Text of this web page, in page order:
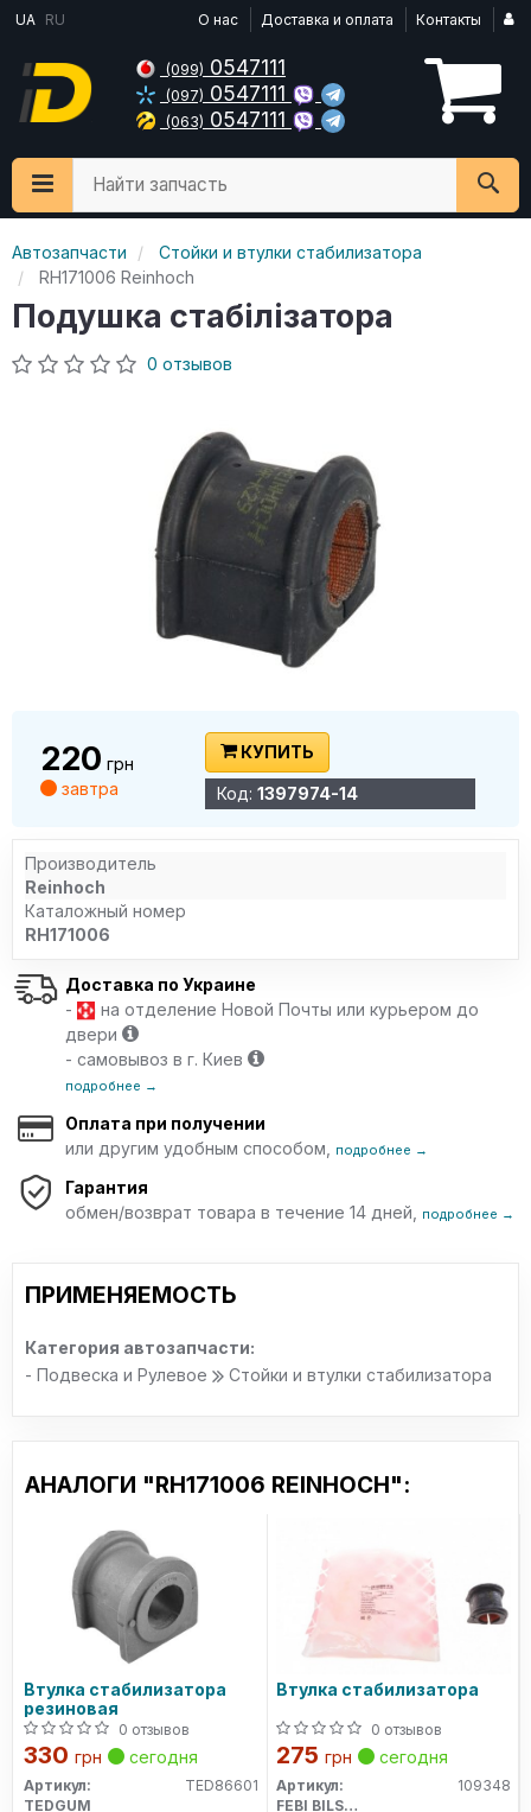
UA RU О нас Доставка и оплата Контакты
(099) 0547111
(097) 0547111
(063) 0547111
Найти запчасть
Автозапчасти
Стойки и втулки стабилизатора
RH171006 Reinhoch
Подушка стабілізатора
0 отзывов
220 грн
завтра
КУПИТЬ
Код: 1397974-14
Производитель
Reinhoch
Каталожный номер
RH171006
Доставка по Украине
-
на отделение Новой Почты или курьером до
двери
- самовывоз в г. Киев
подробнее →
Оплата при получении
или другим удобным способом,
подробнее →
Гарантия
обмен/возврат товара в течение 14 дней,
подробнее →
ПРИМЕНЯЕМОСТЬ
Категория автозапчасти:
- Подвеска и Рулевое
Стойки и втулки стабилизатора
АНАЛОГИ "RH171006 REINHOCH":
Втулка стабилизатора
резиновая
0 отзывов
330 грн сегодня
Артикул:
TED86601
TEDGUM
Втулка стабилизатора
0 отзывов
275 грн сегодня
Артикул:
109348
FEBI BILSTEIN